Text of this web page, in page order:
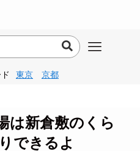
東京 京都
は新倉敷のくら
できるよ